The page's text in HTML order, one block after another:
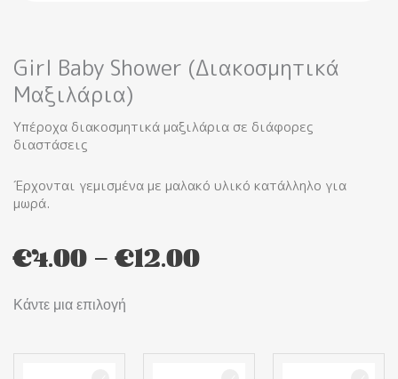
Girl Baby Shower (Διακοσμητικά
Μαξιλάρια)
Υπέροχα διακοσμητικά μαξιλάρια σε διάφορες
διαστάσεις
Έρχονται γεμισμένα με μαλακό υλικό κατάλληλο για
μωρά.
€4.00 – €12.00Price
Κάντε μια επιλογή
Girl